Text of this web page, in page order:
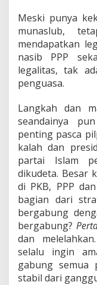
Meski punya
munaslub,
mendapatkan
nasib PPP
legalitas, tak
penguasa.
Langkah dan
seandainya
penting pasca
kalah dan
partai Islam
dikudeta. Besar
di PKB, PPP
bagian dari
bergabung
bergabung?
dan melelahkan.
selalu ingin
gabung semua
stabil dari